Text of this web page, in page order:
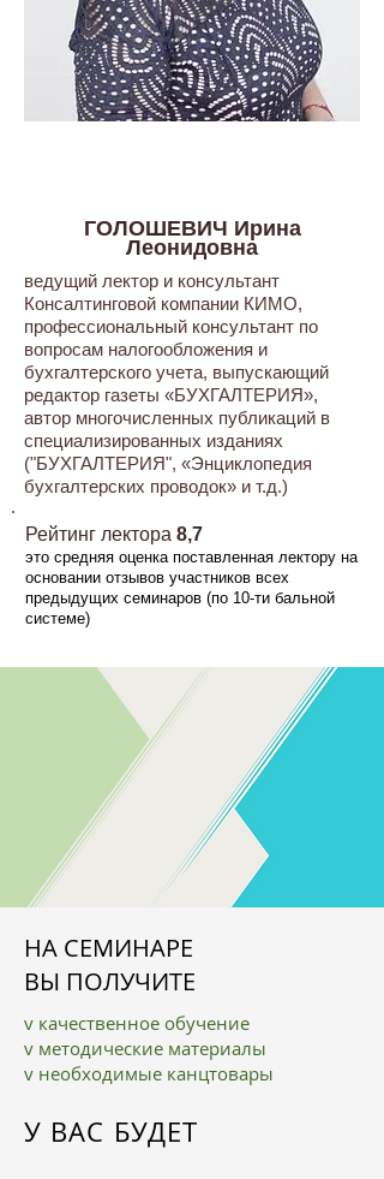
ГОЛОШЕВИЧ Ирина
Леонидовна
ведущий лектор и консультант
Консалтинговой компании КИМО,
профессиональный консультант по
вопросам налогообложения и
бухгалтерского учета, выпускающий
редактор газеты «БУХГАЛТЕРИЯ»,
автор многочисленных публикаций в
специализированных изданиях
("БУХГАЛТЕРИЯ", «Энциклопедия
бухгалтерских проводок» и т.д.)
Рейтинг лектора 8,7
это средняя оценка поставленная лектору на
основании отзывов участников всех
предыдущих семинаров (по 10-ти бальной
системе)
НА СЕМИНАРЕ
ВЫ ПОЛУЧИТЕ
v качественное обучение
v методические материалы
v необходимые канцтовары
У ВАС БУДЕТ